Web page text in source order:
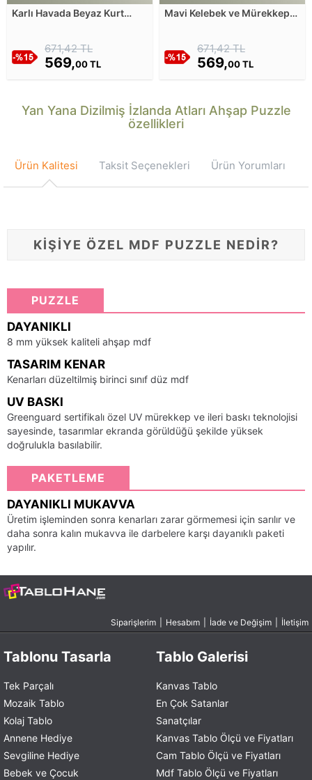
Karlı Havada Beyaz Kurt
671,42 TL
569,00 TL
Mavi Kelebek ve Mürekkep
671,42 TL
569,00 TL
Yan Yana Dizilmiş İzlanda Atları Ahşap Puzzle
özellikleri
Ürün Kalitesi Taksit Seçenekleri Ürün Yorumları
KİŞİYE ÖZEL MDF PUZZLE NEDİR?
PUZZLE
DAYANIKLI
8 mm yüksek kaliteli ahşap mdf
TASARIM KENAR
Kenarları düzeltilmiş birinci sınıf düz mdf
UV BASKI
Greenguard sertifikalı özel UV mürekkep ve ileri baskı teknolojisi
sayesinde, tasarımlar ekranda görüldüğü şekilde yüksek
doğrulukla basılabilir.
PAKETLEME
DAYANIKLI MUKAVVA
Üretim işleminden sonra kenarları zarar görmemesi için sarılır ve
daha sonra kalın mukavva ile darbelere karşı dayanıklı paketi
yapılır.
Siparişlerim Hesabım İade ve Değişim İletişim
Tablonu Tasarla
Tek Parçalı
Mozaik Tablo
Kolaj Tablo
Annene Hediye
Sevgiline Hediye
Bebek ve Çocuk
Tablo Galerisi
Kanvas Tablo
En Çok Satanlar
Sanatçılar
Kanvas Tablo Ölçü ve Fiyatları
Cam Tablo Ölçü ve Fiyatları
Mdf Tablo Ölçü ve Fiyatları